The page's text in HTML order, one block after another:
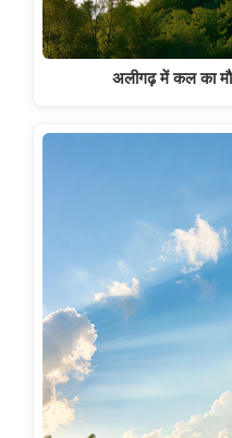
अलीगढ़ में कल का